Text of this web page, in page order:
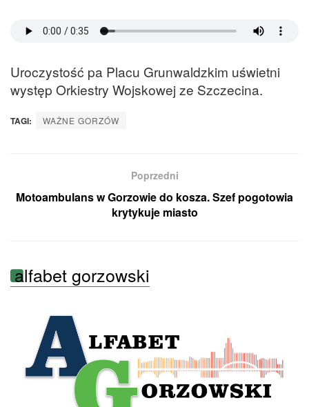
Uroczystość pa Placu Grunwaldzkim uświetni
występ Orkiestry Wojskowej ze Szczecina.
TAGI: WAŻNE GORZÓW
Poprzedni
Motoambulans w Gorzowie do kosza. Szef pogotowia
krytykuje miasto
alfabet gorzowski